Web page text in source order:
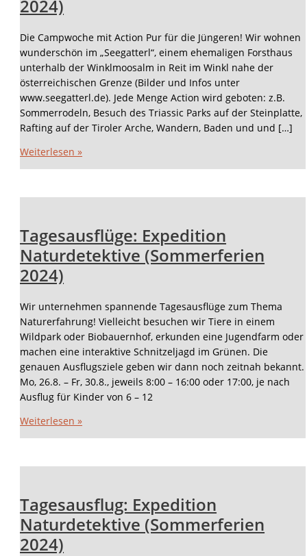
2024)
Die Campwoche mit Action Pur für die Jüngeren! Wir wohnen
wunderschön im „Seegatterl“, einem ehemaligen Forsthaus
unterhalb der Winklmoosalm in Reit im Winkl nahe der
österreichischen Grenze (Bilder und Infos unter
www.seegatterl.de). Jede Menge Action wird geboten: z.B.
Sommerrodeln, Besuch des Triassic Parks auf der Steinplatte,
Rafting auf der Tiroler Arche, Wandern, Baden und und […]
Weiterlesen »
Tagesausflüge: Expedition
Naturdetektive (Sommerferien
2024)
Wir unternehmen spannende Tagesausflüge zum Thema
Naturerfahrung! Vielleicht besuchen wir Tiere in einem
Wildpark oder Biobauernhof, erkunden eine Jugendfarm oder
machen eine interaktive Schnitzeljagd im Grünen. Die
genauen Ausflugsziele geben wir dann noch zeitnah bekannt.
Mo, 26.8. – Fr, 30.8., jeweils 8:00 – 16:00 oder 17:00, je nach
Ausflug für Kinder von 6 – 12
Weiterlesen »
Tagesausflug: Expedition
Naturdetektive (Sommerferien
2024)